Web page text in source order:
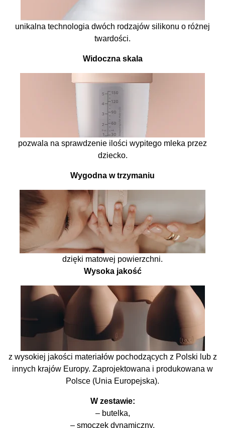
unikalna technologia dwóch rodzajów silikonu o różnej
twardości.
Widoczna skala
pozwala na sprawdzenie ilości wypitego mleka przez
dziecko.
Wygodna w trzymaniu
dzięki matowej powierzchni.
Wysoka jakość
z wysokiej jakości materiałów pochodzących z Polski lub z
innych krajów Europy. Zaprojektowana i produkowana w
Polsce (Unia Europejska).
W zestawie:
– butelka,
– smoczek dynamiczny,